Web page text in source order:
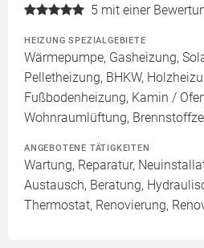
5 mit einer
HEIZUNG SPEZIALGEBIETE
Wärmepumpe, Gasheizung,
Pelletheizung, BHKW,
Fußbodenheizung, Kamin /
Wohnraumlüftung,
ANGEBOTENE TÄTIGKEITEN
Wartung, Reparatur,
Austausch, Beratung,
Thermostat, Renovierung,